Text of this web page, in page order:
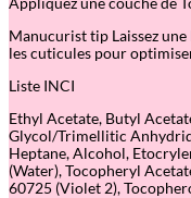
Manucurist tip Laissez
les cuticules pour
Liste INCI
Ethyl Acetate, Butyl
Glycol/Trimellitic
Heptane, Alcohol,
(Water), Tocopheryl
60725 (Violet 2),